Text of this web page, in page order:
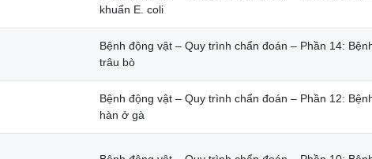
khuẩn E. coli
Bệnh động vật – Quy trình chẩn đoán – Phần 14:
trâu bò
Bệnh động vật – Quy trình chẩn đoán – Phần 12:
hàn ở gà